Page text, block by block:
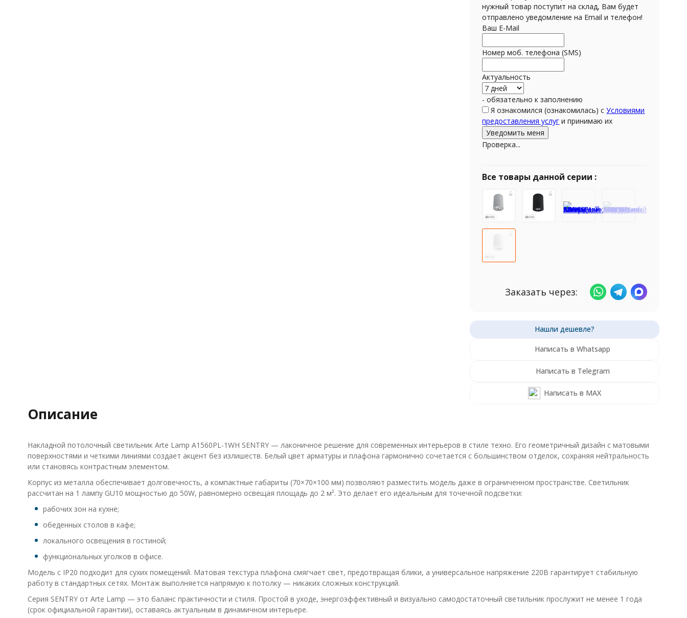
нужный товар поступит на склад, Вам будет
отправлено уведомление на Email и телефон!
Ваш E-Mail
Номер моб. телефона (SMS)
Актуальность
- обязательно к заполнению
Я ознакомился (ознакомилась) сУсловиями
предоставления услуг и принимаю их
Проверка...
Все товары данной серии :
Заказать через:
Написать в Whatsapp
Написать в Telegram
Написать в MAX
Описание
Накладной потолочный светильник Arte Lamp A1560PL-1WH SENTRY — лаконичное решение для современных интерьеров в стиле техно. Его геометричный дизайн с матовыми
поверхностями и четкими линиями создает акцент без излишеств. Белый цвет арматуры и плафона гармонично сочетается с большинством отделок, сохраняя нейтральность
или становясь контрастным элементом.
Корпус из металла обеспечивает долговечность, а компактные габариты (70×70×100 мм) позволяют разместить модель даже в ограниченном пространстве. Светильник
рассчитан на 1 лампу GU10 мощностью до 50W, равномерно освещая площадь до 2 м². Это делает его идеальным для точечной подсветки:
рабочих зон на кухне;
обеденных столов в кафе;
локального освещения в гостиной;
функциональных уголков в офисе.
Модель с IP20 подходит для сухих помещений. Матовая текстура плафона смягчает свет, предотвращая блики, а универсальное напряжение 220В гарантирует стабильную
работу в стандартных сетях. Монтаж выполняется напрямую к потолку — никаких сложных конструкций.
Серия SENTRY от Arte Lamp — это баланс практичности и стиля. Простой в уходе, энергоэффективный и визуально самодостаточный светильник прослужит не менее 1 года
(срок официальной гарантии), оставаясь актуальным в динамичном интерьере.